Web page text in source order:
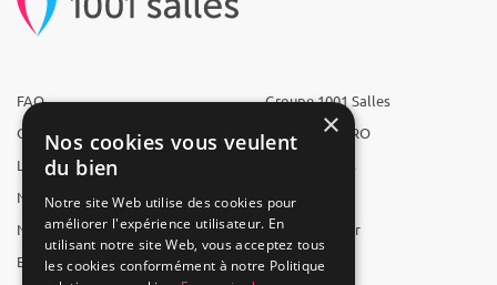
FAQ
Qui sommes-nous ?
L'équipe
Nous recrutons
Nos partenaires
Espace presse
Groupe 1001 Salles
1001 Salles PRO
1001 Traiteurs
1001 Artistes
Reserverunbar
MP2
×
Nos cookies vous veulent
du bien
Notre site Web utilise des cookies pour
améliorer l'expérience utilisateur. En
utilisant notre site Web, vous acceptez tous
les cookies conformément à notre Politique